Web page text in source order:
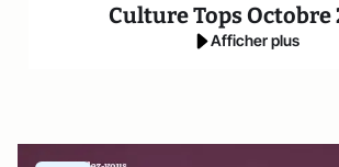
Culture Tops Octobre
Afficher plus